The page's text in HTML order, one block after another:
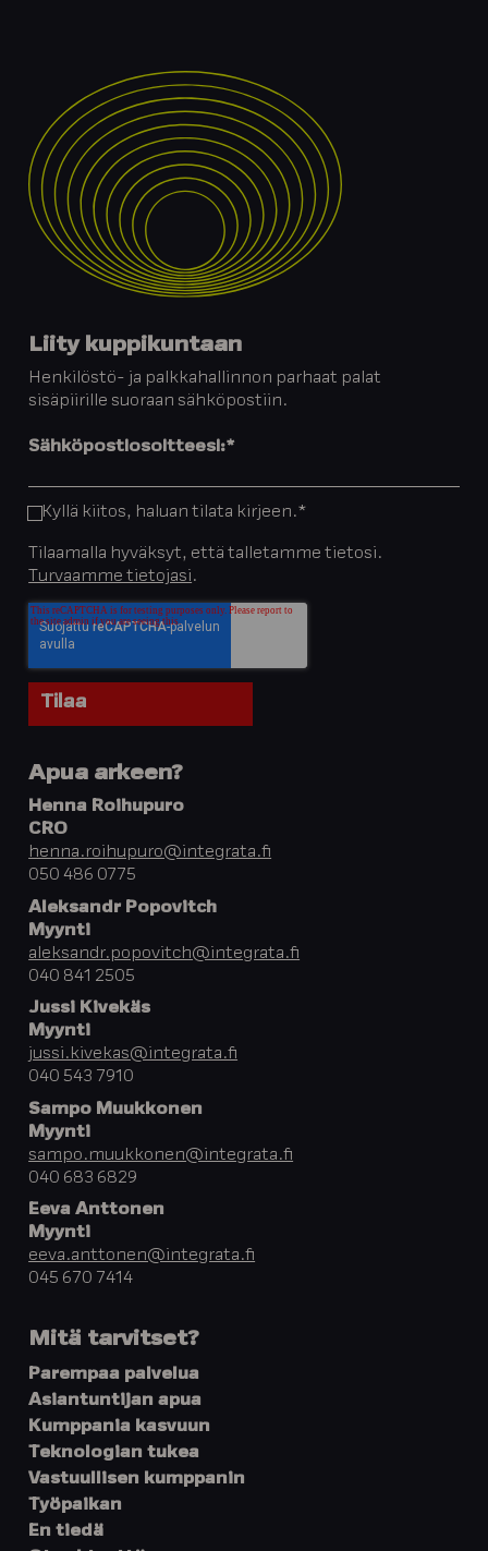
Liity kuppikuntaan
Henkilöstö- ja palkkahallinnon parhaat palat
sisäpiirille suoraan sähköpostiin.
Sähköpostiosoitteesi:*
Kyllä kiitos, haluan tilata kirjeen.*
Tilaamalla hyväksyt, että talletamme tietosi.
Turvaamme tietojasi .
Apua arkeen?
Henna Roihupuro
CRO
henna.roihupuro@integrata.fi
050 486 0775
Aleksandr Popovitch
Myynti
aleksandr.popovitch@integrata.fi
040 841 2505
Jussi Kivekäs
Myynti
jussi.kivekas@integrata.fi
040 543 7910
Sampo Muukkonen
Myynti
sampo.muukkonen@integrata.fi
040 683 6829
Eeva Anttonen
Myynti
eeva.anttonen@integrata.fi
045 670 7414
Mitä tarvitset?
Parempaa palvelua
Asiantuntijan apua
Kumppania kasvuun
Teknologian tukea
Vastuullisen kumppanin
Työpaikan
En tiedä